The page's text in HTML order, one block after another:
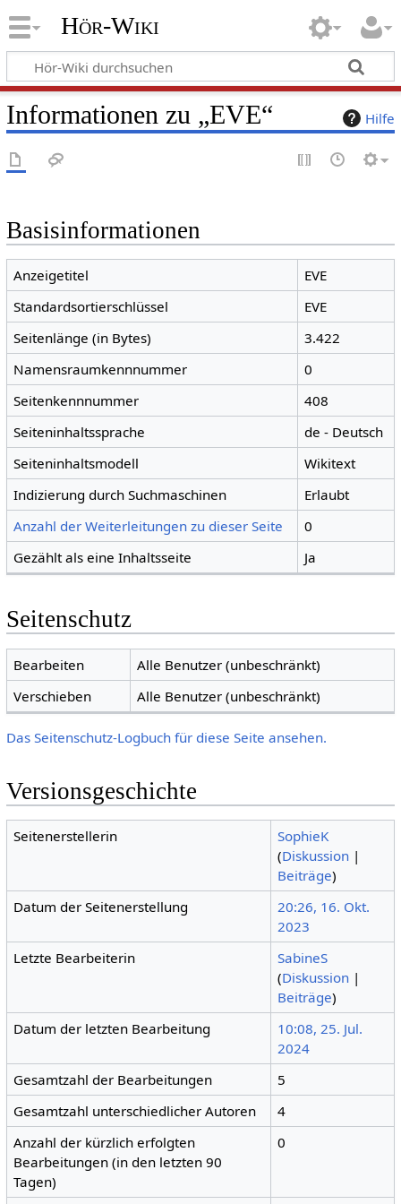
Hör-Wiki
Hilfe
Informationen zu „EVE“
Basisinformationen
Anzeigetitel
EVE
Standardsortierschlüssel
EVE
Seitenlänge (in Bytes)
3.422
Namensraumkennnummer
0
Seitenkennnummer
408
Seiteninhaltssprache
de - Deutsch
Seiteninhaltsmodell
Wikitext
Indizierung durch Suchmaschinen
Erlaubt
Anzahl der Weiterleitungen zu dieser Seite
0
Gezählt als eine Inhaltsseite
Ja
Seitenschutz
Bearbeiten
Alle Benutzer (unbeschränkt)
Verschieben
Alle Benutzer (unbeschränkt)
Das Seitenschutz-Logbuch für diese Seite ansehen.
Versionsgeschichte
Seitenerstellerin
SophieK
(Diskussion |
Beiträge)
Datum der Seitenerstellung
20:26, 16. Okt.
2023
Letzte Bearbeiterin
SabineS
(Diskussion |
Beiträge)
Datum der letzten Bearbeitung
10:08, 25. Jul.
2024
Gesamtzahl der Bearbeitungen
5
Gesamtzahl unterschiedlicher Autoren
4
Anzahl der kürzlich erfolgten
Bearbeitungen (in den letzten 90
Tagen)
0